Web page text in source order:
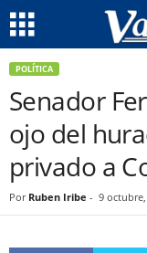
POLÍTICA
Senador
ojo del
privado a
Por Ruben Iribe - 9